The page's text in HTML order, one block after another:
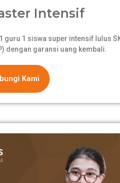
Intensif
guru 1 siswa super intensif lulus
dengan garansi uang kembali.
Kami